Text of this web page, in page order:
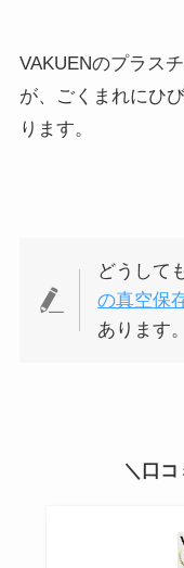
VAKUENのプラス
が、ごくまれにひ
ります。
どうして
の真空保
あります。
＼口